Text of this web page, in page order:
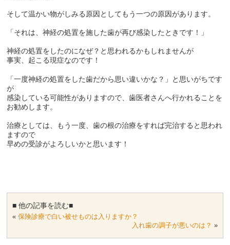
そして温かい物がしみる原因としてもう一つの原因があります。
「それは、神経の処置を施した歯が再び感染したときです！」
神経の処置をしたのになぜ？と思われるかもしれませんが
事実、起こる現症なのです！
「一度神経の処置をした歯だから思い違いかな？」と思いがちです
が
感染している可能性がありますので、歯医者さんへ行かれることを
お勧めします。
治療としては、もう一度、歯の根の治療をすれば完治すると思われ
ますので
早めの受診がよろしいかと思います！
■ 他の記事を読む■
«保険診療で白い被せものは入りますか？
入れ歯の調子が悪いのは？ »